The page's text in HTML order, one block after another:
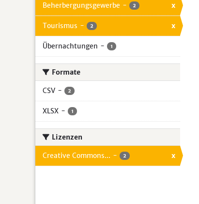
Beherbergungsgewerbe - 2 x
Tourismus - 2 x
Übernachtungen - 1
Formate
CSV - 2
XLSX - 1
Lizenzen
Creative Commons... - 2 x